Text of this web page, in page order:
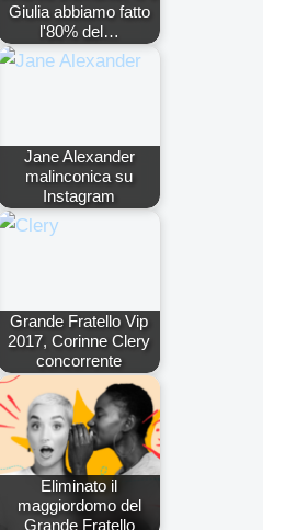
Giulia abbiamo fatto
l'80% del…
Jane Alexander
malinconica su
Instagram
Grande Fratello Vip
2017, Corinne Clery
concorrente
Eliminato il
maggiordomo del
Grande Fratello